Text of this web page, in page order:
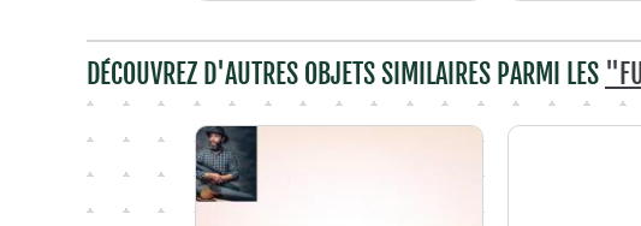
DÉCOUVREZ D'AUTRES OBJETS SIMILAIRES PARMI LES